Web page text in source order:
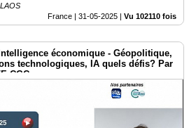
France | 31-05-2025 | Vu 102110 fois
économique - Géopolitique,
technologiques, IA quels défis? Par
CGC